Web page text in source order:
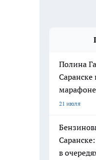
Полина
Саранске
21 июля
в